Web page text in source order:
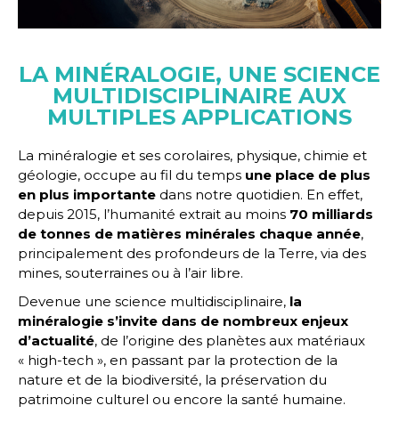
LA MINÉRALOGIE, UNE SCIENCE
MULTIDISCIPLINAIRE AUX
MULTIPLES APPLICATIONS
La minéralogie et ses corolaires, physique, chimie et
géologie, occupe au fil du temps une place de plus
en plus importante dans notre quotidien. En effet,
depuis 2015, l’humanité extrait au moins 70 milliards
de tonnes de matières minérales chaque année,
principalement des profondeurs de la Terre, via des
mines, souterraines ou à l’air libre.
Devenue une science multidisciplinaire, la
minéralogie s’invite dans de nombreux enjeux
d’actualité, de l’origine des planètes aux matériaux
« high-tech », en passant par la protection de la
nature et de la biodiversité, la préservation du
patrimoine culturel ou encore la santé humaine.